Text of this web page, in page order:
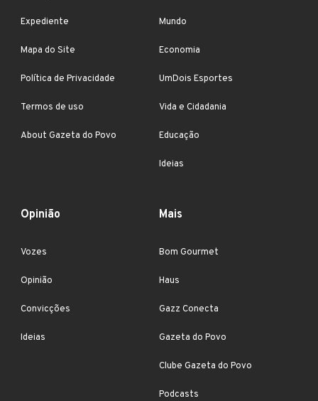
Expediente
Mapa do Site
Política de Privacidade
Termos de uso
About Gazeta do Povo
Mundo
Economia
UmDois Esportes
Vida e Cidadania
Educação
Ideias
Opinião
Vozes
Opinião
Convicções
Ideias
Mais
Bom Gourmet
Haus
Gazz Conecta
Gazeta do Povo
Clube Gazeta do Povo
Podcasts